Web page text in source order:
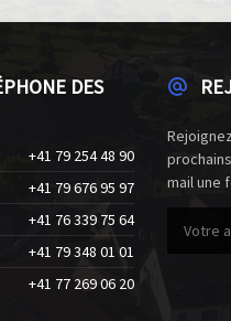
DES
+41 79 254 48 90
+41 79 676 95 97
+41 76 339 75 64
+41 79 348 01 01
+41 77 269 06 20
mail une